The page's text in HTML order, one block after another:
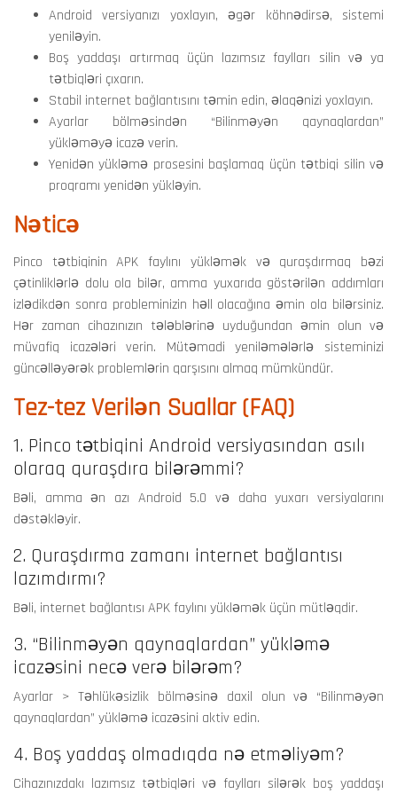
Android versiyanızı yoxlayın, əgər köhnədirsə, sistemi
yeniləyin.
Boş yaddaşı artırmaq üçün lazımsız faylları silin və ya
tətbiqləri çıxarın.
Stabil internet bağlantısını təmin edin, əlaqənizi yoxlayın.
Ayarlar bölməsindən “Bilinməyən qaynaqlardan”
yükləməyə icazə verin.
Yenidən yükləmə prosesini başlamaq üçün tətbiqi silin və
proqramı yenidən yükləyin.
Nəticə
Pinco tətbiqinin APK faylını yükləmək və quraşdırmaq bəzi
çətinliklərlə dolu ola bilər, amma yuxarıda göstərilən addımları
izlədikdən sonra probleminizin həll olacağına əmin ola bilərsiniz.
Hər zaman cihazınızın tələblərinə uyduğundan əmin olun və
müvafiq icazələri verin. Mütəmadi yeniləmələrlə sisteminizi
güncəlləyərək problemlərin qarşısını almaq mümkündür.
Tez-tez Verilən Suallar (FAQ)
1. Pinco tətbiqini Android versiyasından asılı
olaraq quraşdıra bilərəmmi?
Bəli, amma ən azı Android 5.0 və daha yuxarı versiyalarını
dəstəkləyir.
2. Quraşdırma zamanı internet bağlantısı
lazımdırmı?
Bəli, internet bağlantısı APK faylını yükləmək üçün mütləqdir.
3. “Bilinməyən qaynaqlardan” yükləmə
icazəsini necə verə bilərəm?
Ayarlar > Təhlükəsizlik bölməsinə daxil olun və “Bilinməyən
qaynaqlardan” yükləmə icazəsini aktiv edin.
4. Boş yaddaş olmadıqda nə etməliyəm?
Cihazınızdakı lazımsız tətbiqləri və faylları silərək boş yaddaşı